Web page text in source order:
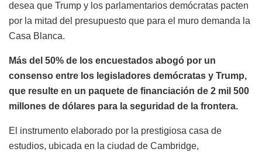
desea que Trump y los parlamentarios demócratas pacten
por la mitad del presupuesto que para el muro demanda la
Casa Blanca.
Más del 50% de los encuestados abogó por un
consenso entre los legisladores demócratas y Trump,
que resulte en un paquete de financiación de 2 mil 500
millones de dólares para la seguridad de la frontera.
El instrumento elaborado por la prestigiosa casa de
estudios, ubicada en la ciudad de Cambridge,